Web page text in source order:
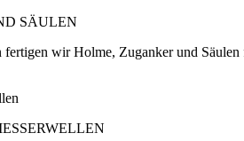
wir Holme, Zuganker und Säulen